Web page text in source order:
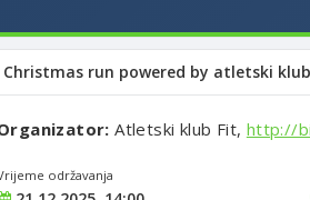
Christmas run powered by atletski
Atletski klub Fit, http://
održavanja